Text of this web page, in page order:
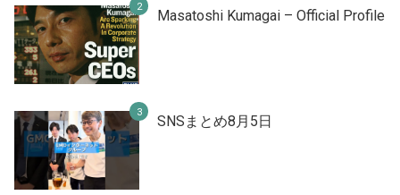
Masatoshi Kumagai – Official Profile
SNSまとめ8月5日